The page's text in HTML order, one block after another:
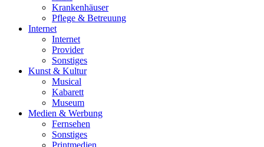
Krankenhäuser
Pflege & Betreuung
Internet
Internet
Provider
Sonstiges
Kunst & Kultur
Musical
Kabarett
Museum
Medien & Werbung
Fernsehen
Sonstiges
Printmedien